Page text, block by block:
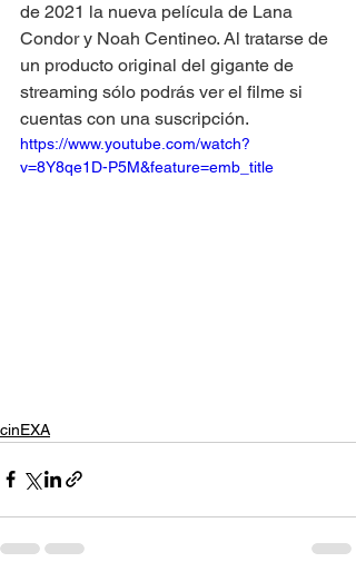
de 2021 la nueva película de Lana
Condor y Noah Centineo. Al tratarse de
un producto original del gigante de
streaming sólo podrás ver el filme si
cuentas con una suscripción.
https://www.youtube.com/watch?
v=8Y8qe1D-P5M&feature=emb_title
cinEXA